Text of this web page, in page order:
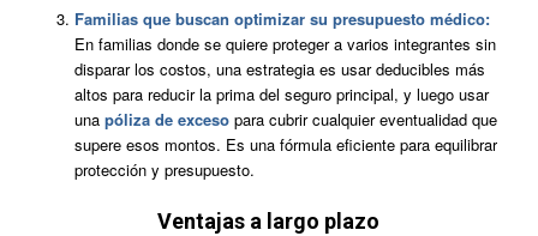
Familias que buscan optimizar su presupuesto médico:
En familias donde se quiere proteger a varios integrantes sin
disparar los costos, una estrategia es usar deducibles más
altos para reducir la prima del seguro principal, y luego usar
una póliza de excesopara cubrir cualquier eventualidad que
supere esos montos. Es una fórmula eficiente para equilibrar
protección y presupuesto.
Ventajas a largo plazo